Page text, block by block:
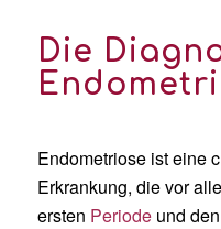
Die
Endometriose ist eine
Erkrankung, die vor
ersten Periodeund den